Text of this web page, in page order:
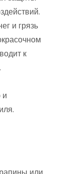
и грязь
к
и